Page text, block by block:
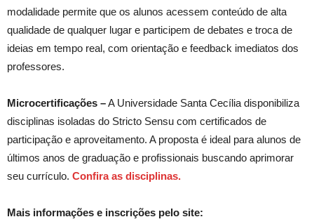
modalidade permite que os alunos acessem conteúdo de alta
qualidade de qualquer lugar e participem de debates e troca de
ideias em tempo real, com orientação e feedback imediatos dos
professores.
Microcertificações –A Universidade Santa Cecília disponibiliza
disciplinas isoladas do Stricto Sensu com certificados de
participação e aproveitamento. A proposta é ideal para alunos de
últimos anos de graduação e profissionais buscando aprimorar
seu currículo. Confira as disciplinas.
Mais informações e inscrições pelo site: